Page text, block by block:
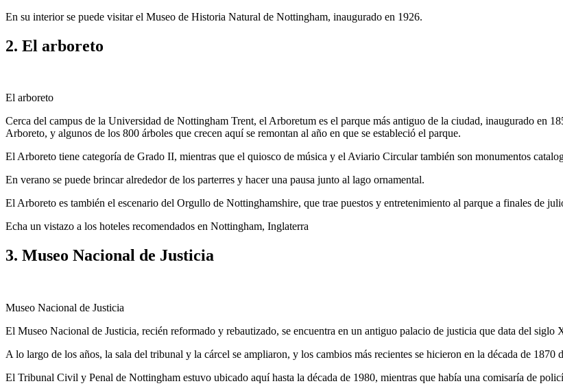
En su interior se puede visitar el Museo de Historia Natural de Nottingham, inaugurado en 1926.
2. El arboreto
El arboreto
Cerca del campus de la Universidad de Nottingham Trent, el Arboretum es el parque más antiguo de la ciudad, inaugurado en
Arboreto, y algunos de los 800 árboles que crecen aquí se remontan al año en que se estableció el parque.
El Arboreto tiene categoría de Grado II, mientras que el quiosco de música y el Aviario Circular también son monumentos
En verano se puede brincar alrededor de los parterres y hacer una pausa junto al lago ornamental.
El Arboreto es también el escenario del Orgullo de Nottinghamshire, que trae puestos y entretenimiento al parque a finales de
Echa un vistazo a los hoteles recomendados en Nottingham, Inglaterra
3. Museo Nacional de Justicia
Museo Nacional de Justicia
El Museo Nacional de Justicia, recién reformado y rebautizado, se encuentra en un antiguo palacio de justicia que data del siglo
A lo largo de los años, la sala del tribunal y la cárcel se ampliaron, y los cambios más recientes se hicieron en la década de 1870
El Tribunal Civil y Penal de Nottingham estuvo ubicado aquí hasta la década de 1980, mientras que había una comisaría de